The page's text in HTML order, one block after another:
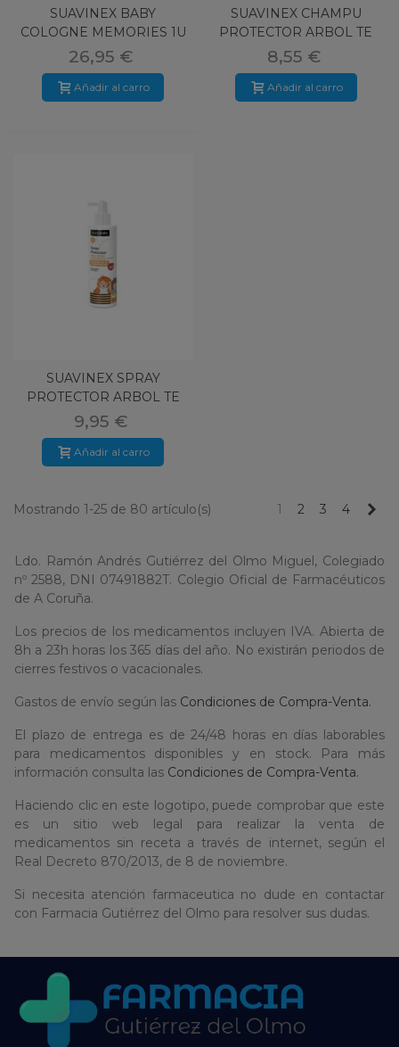
SUAVINEX BABY
COLOGNE MEMORIES 1U
100 ML
26,95 €
Añadir al carro
SUAVINEX CHAMPU
PROTECTOR ARBOL TE
250ML
8,55 €
Añadir al carro
SUAVINEX SPRAY
PROTECTOR ARBOL TE
250ML
9,95 €
Añadir al carro
Mostrando 1-25 de 80 artículo(s) 1 2 3 4
Ldo. Ramón Andrés Gutiérrez del Olmo Miguel, Colegiado
nº 2588, DNI 07491882T. Colegio Oficial de Farmacéuticos
de A Coruña.
Los precios de los medicamentos incluyen IVA. Abierta de
8h a 23h horas los 365 días del año. No existirán periodos de
cierres festivos o vacacionales.
Gastos de envío según las Condiciones de Compra-Venta.
El plazo de entrega es de 24/48 horas en días laborables
para medicamentos disponibles y en stock. Para más
información consulta las Condiciones de Compra-Venta.
Haciendo clic en este logotipo, puede comprobar que este
es un sitio web legal para realizar la venta de
medicamentos sin receta a través de internet, según el
Real Decreto 870/2013, de 8 de noviembre.
Si necesita atención farmaceutica no dude en contactar
con Farmacia Gutiérrez del Olmo para resolver sus dudas.